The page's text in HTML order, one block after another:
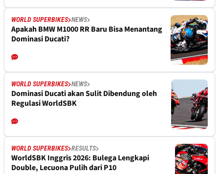
WORLD SUPERBIKES NEWS
Apakah BMW M1000 RR Baru Bisa Menantang
Dominasi Ducati?
WORLD SUPERBIKES NEWS
Dominasi Ducati akan Sulit Dibendung oleh
Regulasi WorldSBK
WORLD SUPERBIKES RESULTS
WorldSBK Inggris 2026: Bulega Lengkapi
Double, Lecuona Pulih dari P10